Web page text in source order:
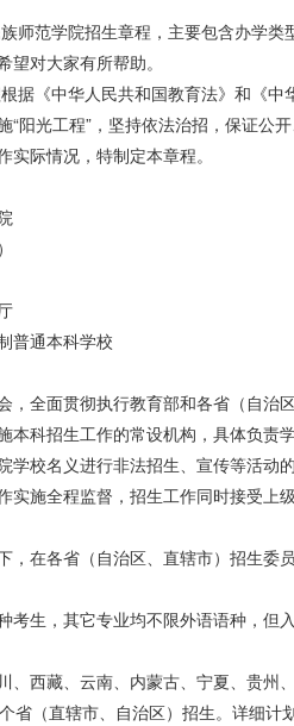
师范学院招生章程，主要包含办学
对大家有所帮助。
据《中华人民共和国教育法》和《
“阳光工程”，坚持依法治招，保证
际情况，特制定本章程。
普通本科学校
，全面贯彻执行教育部和各省（自治
本科招生工作的常设机构，具体负
校名义进行非法招生、宣传等活动
实施全程监督，招生工作同时接受上
，在各省（自治区、直辖市）招生委
考生，其它专业均不限外语语种，但
、西藏、云南、内蒙古、宁夏、贵
省（直辖市、自治区）招生。详细计